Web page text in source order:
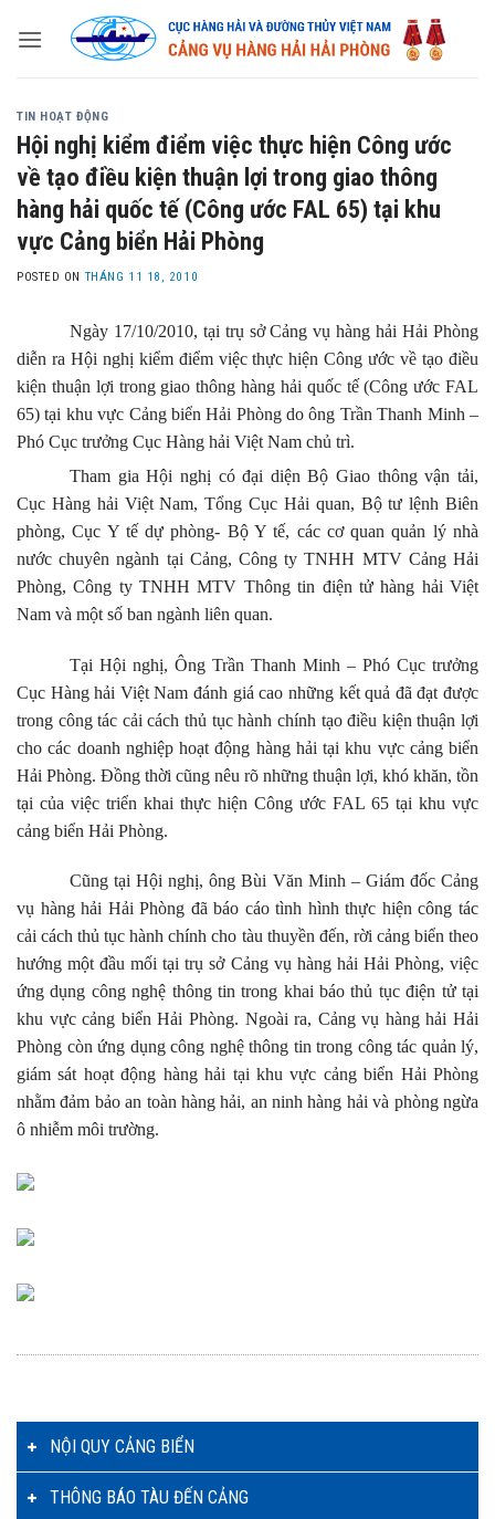
NỘI QUY CẢNG BIỂN
THÔNG BÁO TÀU ĐẾN CẢNG
TIN HOẠT ĐỘNG
Hội nghị kiểm điểm việc thực hiện Công ước
về tạo điều kiện thuận lợi trong giao thông
hàng hải quốc tế (Công ước FAL 65) tại khu
vực Cảng biển Hải Phòng
POSTED ON THÁNG 11 18, 2010
Ngày 17/10/2010, tại trụ sở Cảng vụ hàng hải Hải Phòng
diễn ra Hội nghị kiểm điểm việcthực hiện Công ước về tạo điều
kiện thuận lợi trong giao thông hàng hải quốc tế (Công ước FAL
65) tại khu vực Cảng biển Hải Phòngdo ông Trần Thanh Minh –
Phó Cục trưởng Cục Hàng hải Việt Nam chủ trì.
Tham gia Hội nghị có đại diện Bộ Giao thông vận tải,
Cục Hàng hải Việt Nam, Tổng Cục Hải quan, Bộ tư lệnh Biên
phòng, Cục Y tế dự phòng- Bộ Y tế, các cơ quan quản lý nhà
nước chuyên ngành tại Cảng, Công ty TNHH MTV Cảng Hải
Phòng, Công ty TNHH MTV Thông tin điện tử hàng hải Việt
Nam và một số ban ngành liên quan.
Tại Hội nghị, Ông Trần Thanh Minh – Phó Cục trưởng
Cục Hàng hải Việt Nam đánh giá cao những kết quả đã đạt được
trong công tác cải cách thủ tục hành chính tạo điều kiện thuận lợi
cho các doanh nghiệp hoạt động hàng hải tại khu vực cảng biển
Hải Phòng. Đồng thời cũng nêu rõ những thuận lợi, khó khăn, tồn
tại của việc triển khai thực hiện Công ước FAL 65 tại khu vực
cảng biển Hải Phòng.
Cũng tại Hội nghị, ông Bùi Văn Minh – Giám đốc Cảng
vụ hàng hải Hải Phòng đã báo cáo tình hình thực hiện công tác
cải cách thủ tục hành chính cho tàu thuyền đến, rời cảng biển theo
hướng một đầu mối tại trụ sở Cảng vụ hàng hải Hải Phòng, việc
ứng dụng công nghệ thông tin trong khai báo thủ tục điện tử tại
khu vực cảng biển Hải Phòng. Ngoài ra, Cảng vụ hàng hải Hải
Phòng còn ứng dụng công nghệ thông tin trong công tác quản lý,
giám sát hoạt động hàng hải tại khu vực cảng biển Hải Phòng
nhằm đảm bảo an toàn hàng hải, an ninh hàng hải và phòng ngừa
ô nhiễm môi trường.